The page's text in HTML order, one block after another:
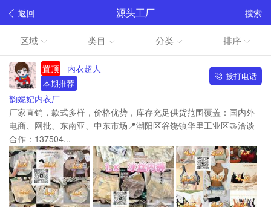
返回 搜索
源头工厂
区域 类目 分类 排序
置顶 内衣超人
本期推荐
拨打电话
韵妮妃内衣厂
厂家直销，款式多样，价格优势，库存充足供货范围覆盖：国内外
电商、网批、东南亚、中东市场📍潮阳区谷饶镇华里工业区🤝洽谈
合作：137504...